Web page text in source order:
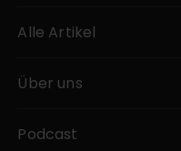
Alle Artikel
Über uns
Podcast